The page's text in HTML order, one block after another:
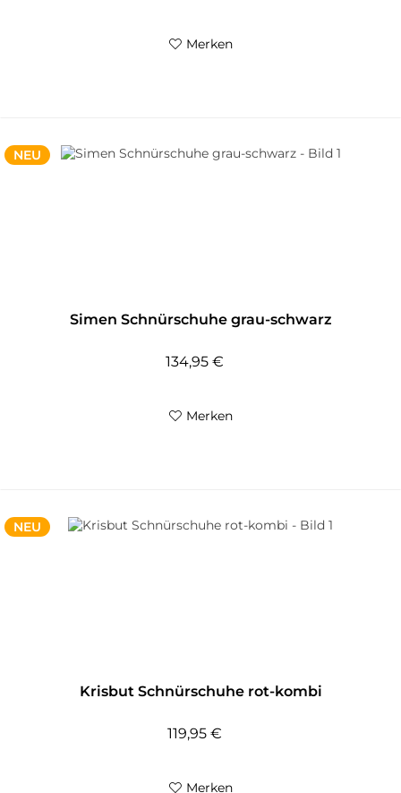
Merken
NEU
Simen Schnürschuhe grau-schwarz
134,95 €
Merken
NEU
Krisbut Schnürschuhe rot-kombi
119,95 €
Merken